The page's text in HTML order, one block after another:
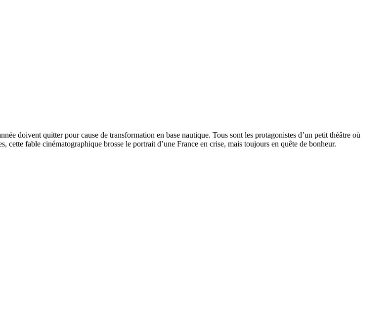
doivent quitter pour cause de transformation en base nautique. Tous sont les protagonistes d’un petit théâtre où
cette fable cinématographique brosse le portrait d’une France en crise, mais toujours en quête de bonheur.